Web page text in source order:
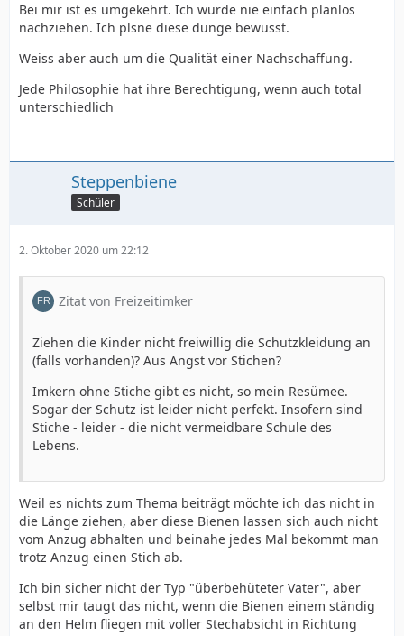
Bei mir ist es umgekehrt. Ich wurde nie einfach planlos
nachziehen. Ich plsne diese dunge bewusst.
Weiss aber auch um die Qualität einer Nachschaffung.
Jede Philosophie hat ihre Berechtigung, wenn auch total
unterschiedlich
Steppenbiene
Schüler
2. Oktober 2020 um 22:12
Zitat von Freizeitimker
Ziehen die Kinder nicht freiwillig die Schutzkleidung an
(falls vorhanden)? Aus Angst vor Stichen?
Imkern ohne Stiche gibt es nicht, so mein Resümee.
Sogar der Schutz ist leider nicht perfekt. Insofern sind
Stiche - leider - die nicht vermeidbare Schule des
Lebens.
Weil es nichts zum Thema beiträgt möchte ich das nicht in
die Länge ziehen, aber diese Bienen lassen sich auch nicht
vom Anzug abhalten und beinahe jedes Mal bekommt man
trotz Anzug einen Stich ab.
Ich bin sicher nicht der Typ "überbehüteter Vater", aber
selbst mir taugt das nicht, wenn die Bienen einem ständig
an den Helm fliegen mit voller Stechabsicht in Richtung